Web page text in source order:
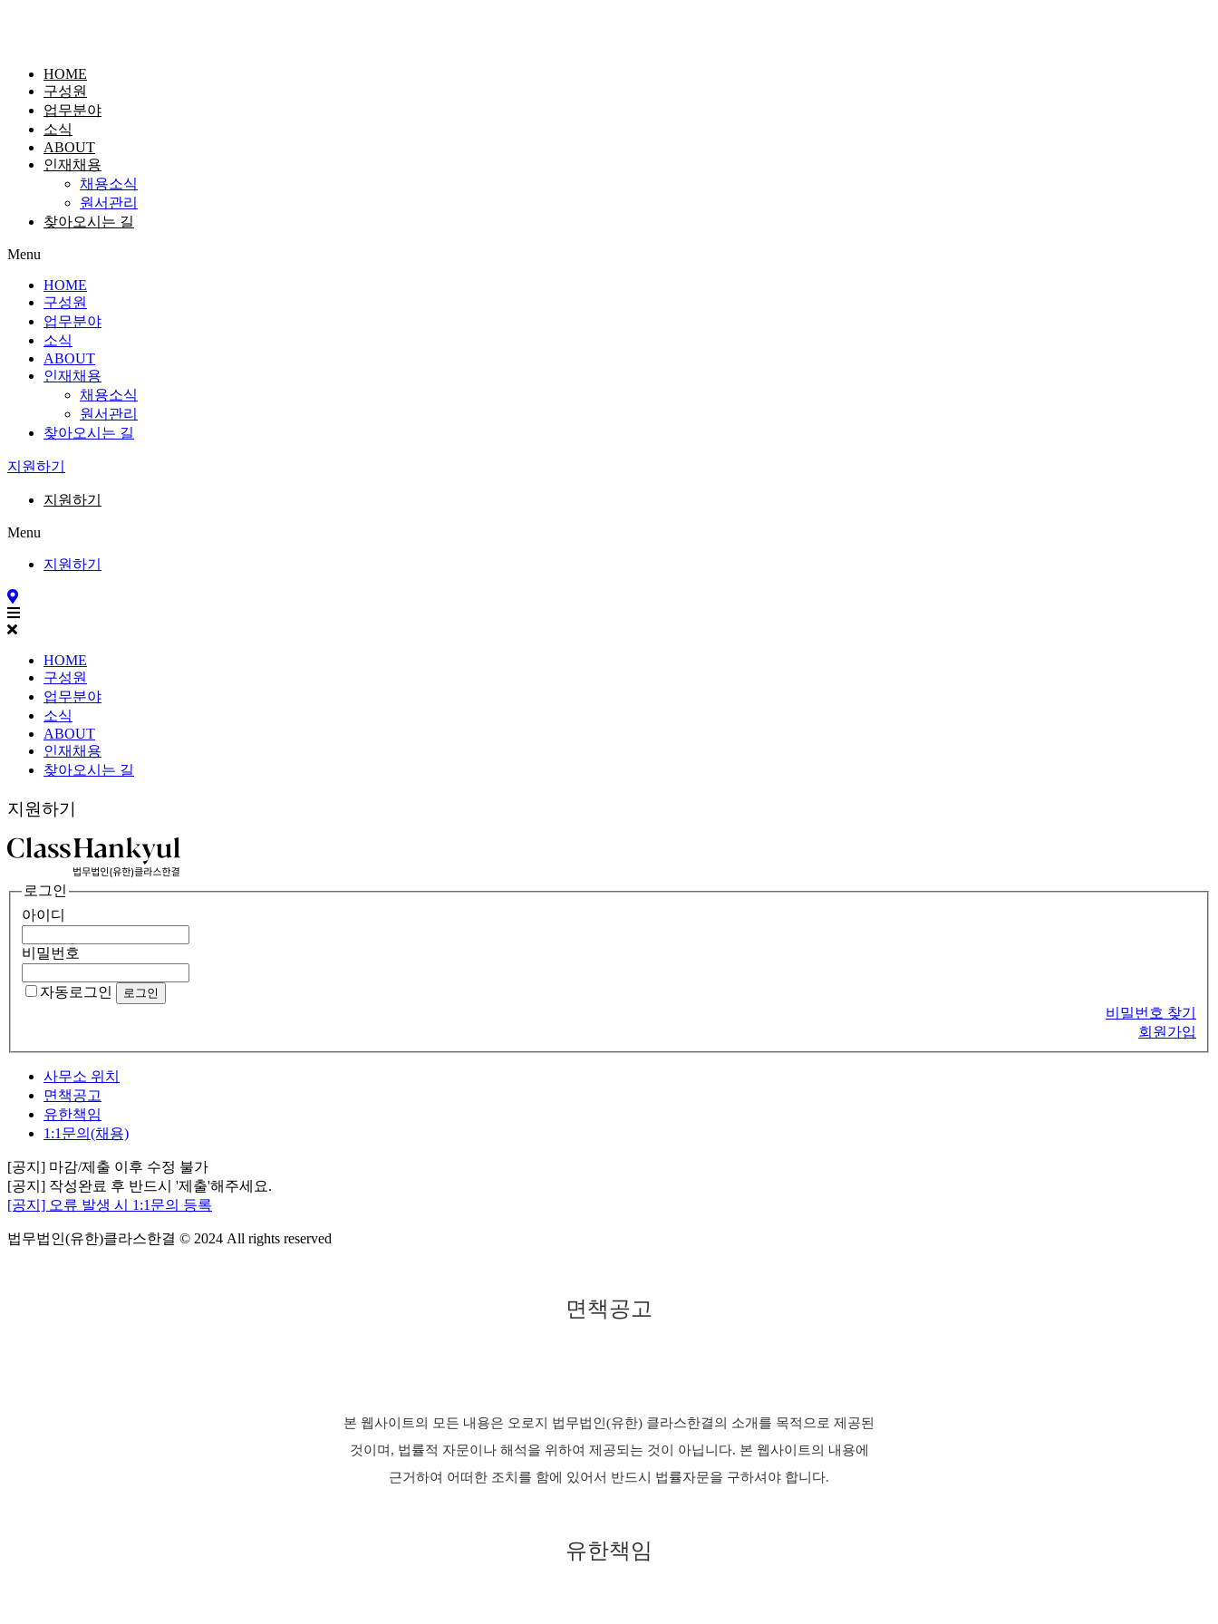
HOME
구성원
업무분야
소식
ABOUT
인재채용
채용소식
원서관리
찾아오시는 길
Menu
HOME
구성원
업무분야
소식
ABOUT
인재채용
채용소식
원서관리
찾아오시는 길
지원하기
지원하기
Menu
지원하기
HOME
구성원
업무분야
소식
ABOUT
인재채용
찾아오시는 길
지원하기
로그인
아이디
비밀번호
자동로그인
비밀번호 찾기
회원가입
사무소 위치
면책공고
유한책임
1:1문의(채용)
[공지] 마감/제출 이후 수정 불가
[공지] 작성완료 후 반드시 '제출'해주세요.
[공지] 오류 발생 시 1:1문의 등록
법무법인(유한)클라스한결 © 2024 All rights reserved
면책공고
본 웹사이트의 모든 내용은 오로지 법무법인(유한) 클라스한결의 소개를 목적으로 제공된
것이며, 법률적 자문이나 해석을 위하여 제공되는 것이 아닙니다. 본 웹사이트의 내용에
근거하여 어떠한 조치를 함에 있어서 반드시 법률자문을 구하셔야 합니다.
유한책임